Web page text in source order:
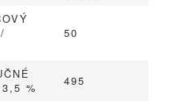
50
%
495